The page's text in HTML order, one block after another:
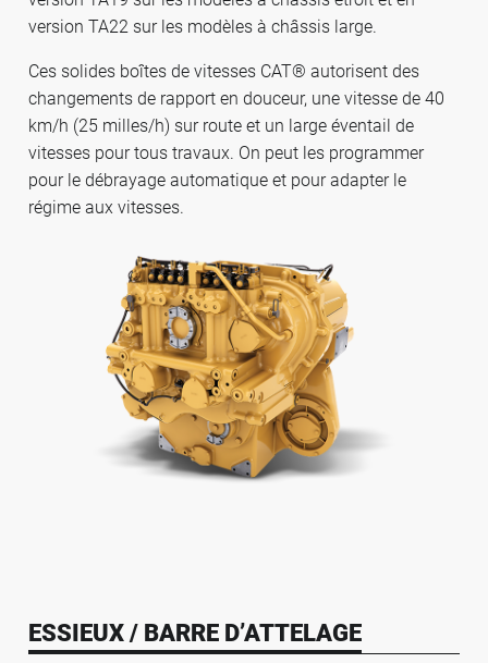
version TA22 sur les modèles à châssis large.
Ces solides boîtes de vitesses CAT® autorisent des
changements de rapport en douceur, une vitesse de 40
km/h (25 milles/h) sur route et un large éventail de
vitesses pour tous travaux. On peut les programmer
pour le débrayage automatique et pour adapter le
régime aux vitesses.
ESSIEUX / BARRE D’ATTELAGE